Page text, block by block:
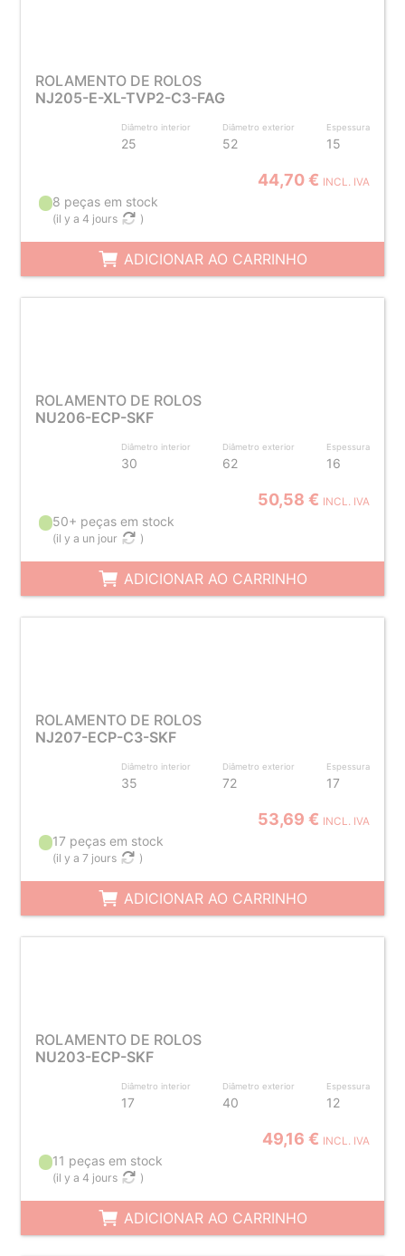
ROLAMENTO DE ROLOS
NJ205-E-XL-TVP2-C3-FAG
Diâmetro interior
25
Diâmetro exterior
52
Espessura
15
44,70 € INCL. IVA
8 peças em stock
(il y a 4 jours )
ADICIONAR AO CARRINHO
ROLAMENTO DE ROLOS
NU206-ECP-SKF
Diâmetro interior
30
Diâmetro exterior
62
Espessura
16
50,58 € INCL. IVA
50+ peças em stock
(il y a un jour )
ADICIONAR AO CARRINHO
ROLAMENTO DE ROLOS
NJ207-ECP-C3-SKF
Diâmetro interior
35
Diâmetro exterior
72
Espessura
17
53,69 € INCL. IVA
17 peças em stock
(il y a 7 jours )
ADICIONAR AO CARRINHO
ROLAMENTO DE ROLOS
NU203-ECP-SKF
Diâmetro interior
17
Diâmetro exterior
40
Espessura
12
49,16 € INCL. IVA
11 peças em stock
(il y a 4 jours )
ADICIONAR AO CARRINHO